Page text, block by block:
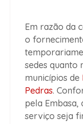
Em razão da
o
sedes quanto
municípios de
Pedras.
pela
serviço seja